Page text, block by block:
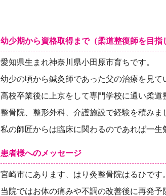
幼少期から資格取得まで（柔道整復師を目指
愛知県生まれ神奈川県小田原市育ちです。
幼少の頃から鍼灸師であった父の治療を見
高校卒業後に上京をして専門学校に通い柔道
整骨院、整形外科、介護施設で経験を積みま
私の師匠からは臨床に関わるのであれば一
患者様へのメッセージ
宮崎市にあります、はり灸整骨院はるひです。
当院ではお体の痛みや不調の改善後に再発予